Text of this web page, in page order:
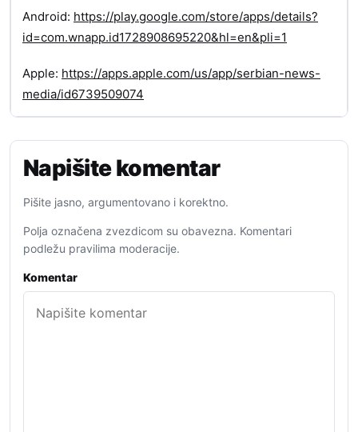
Android: https://play.google.com/store/apps/details?
id=com.wnapp.id1728908695220&hl=en&pli=1
Apple: https://apps.apple.com/us/app/serbian-news-
media/id6739509074
Napišite komentar
Pišite jasno, argumentovano i korektno.
Polja označena zvezdicom su obavezna. Komentari
podležu pravilima moderacije.
Komentar